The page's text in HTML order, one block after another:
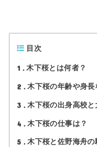
目次
1 木下桜とは何者？
2 木下桜の年齢や身
3 木下桜の出身高校と
4 木下桜の仕事は？
5 木下桜と佐野海舟の